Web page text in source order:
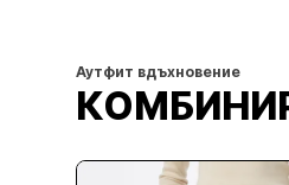
Аутфит вдъхновение